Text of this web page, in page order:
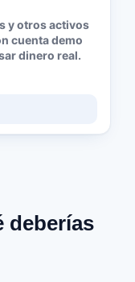
y otros activos
cuenta demo
dinero real.
deberías